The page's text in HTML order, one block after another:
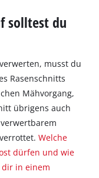
kann die
die
und
an
im Garten
nicht mehr
werden. Die
Rasens
aufgeräumt,
eignet sich zur
solltest du
musst du
Rasenschnitts
Mähvorgang,
übrigens auch
Welche
dürfen und wie
in einem